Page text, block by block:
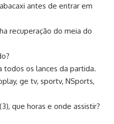
antes de entrar em
recuperação do meia do
todos os lances da partida.
ge tv, sportv, NSports,
que horas e onde assistir?